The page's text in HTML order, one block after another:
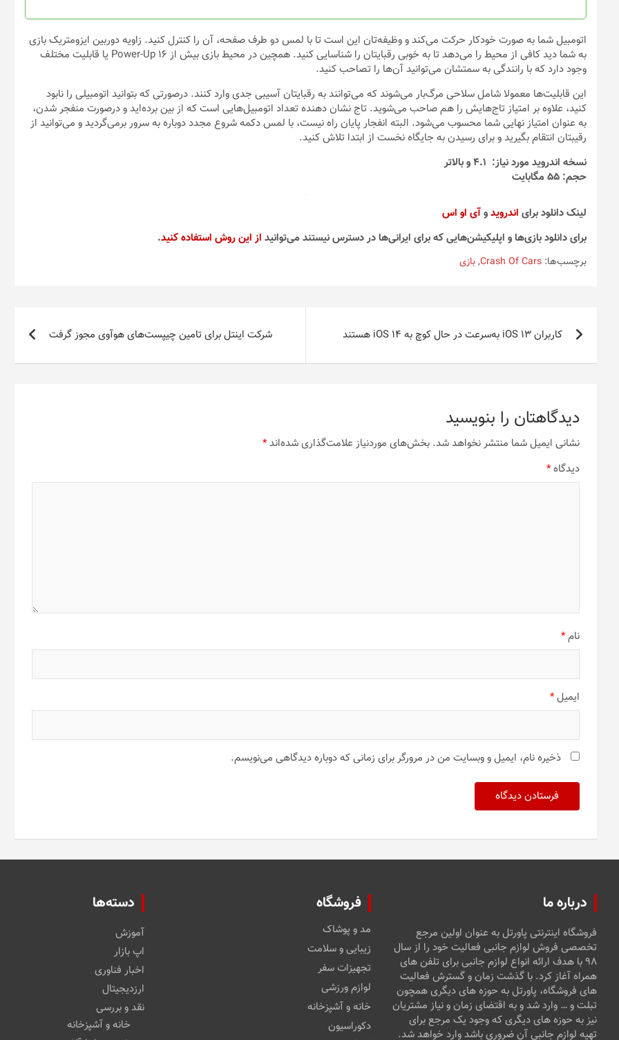
محصول
شوند
محصول
انتخاب
شوند
محصول
انتخاب
شوند
اتومبیل شما به صورت خودکار حرکت می‌کند و وظیفه‌تان این است تا با لمس دو طرف صفحه، آن را کنترل کنید. زاویه دوربین ایزومتریک بازی
به شما دید کافی از محیط را می‌دهد تا به خوبی رقبایتان را شناسایی کنید. همچین در محیط بازی بیش از ۱۶ Power-Up یا قابلیت مختلف
وجود دارد که با رانندگی به سمتشان می‌توانید آن‌ها را تصاحب کنید.
این قابلیت‌ها معمولا شامل سلاحی مرگ‌بار می‌شوند که می‌توانند به رقبایتان آسیبی جدی وارد کنند. درصورتی که بتوانید اتومبیلی را نابود
کنید، علاوه بر امتیاز تاج‌هایش را هم صاحب می‌شوید. تاج نشان دهنده تعداد اتومبیل‌هایی است که از بین برده‌اید و درصورت منفجر شدن،
به عنوان امتیاز نهایی شما محسوب می‌شود. البته انفجار پایان راه نیست، با لمس دکمه شروع مجدد دوباره به سرور برمی‌گردید و می‌توانید از
رقیبتان انتقام بگیرید و برای رسیدن به جایگاه نخست از ابتدا تلاش کنید.
نسخه اندروید مورد نیاز: 4.1 و بالاتر
حجم: 55 مگابایت
لینک دانلود برای اندرویدوآی او اس
برای دانلود بازی‌ها و اپلیکیشن‌هایی که برای ایرانی‌ها در دسترس نیستند می‌توانید از این روش استفاده کنید.
برچسب‌ها: Crash Of Cars
,بازی
راهبری
نوشته
کاربران iOS 13 به‌سرعت در حال کوچ به iOS 14 هستند شرکت اینتل برای تامین چیپست‌های هوآوی مجوز گرفت
دیدگاهتان را بنویسید
نشانی ایمیل شما منتشر نخواهد شد. بخش‌های موردنیاز علامت‌گذاری شده‌اند*
دیدگاه*
نام*
ایمیل*
ذخیره نام، ایمیل و وبسایت من در مرورگر برای زمانی که دوباره دیدگاهی می‌نویسم.
درباره ما
فروشگاه اینترنتی پاورتل به عنوان اولین مرجع
تخصصی فروش لوازم جانبی فعالیت خود را از سال
۹۸ با هدف ارائه انواع لوازم جانبی برای تلفن های
همراه آغاز کرد. با گذشت زمان و گسترش فعالیت
های فروشگاه، پاورتل به حوزه های دیگری همچون
تبلت و … وارد شد و به اقتضای زمان و نیاز مشتریان
نیز به حوزه های دیگری که وجود یک مرجع برای
تهیه لوازم جانبی آن ضروری باشد وارد خواهد شد.
فروشگاه
مد و پوشاک
زیبایی و سلامت
تجهیزات سفر
لوازم ورزشی
خانه و آشپزخانه
دکوراسیون
دسته‌ها
آموزش
اپ بازار
اخبار فناوری
ارزدیجیتال
نقد و بررسی
خانه و آشپزخانه